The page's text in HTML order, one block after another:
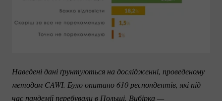
Наведені дані ґрунтуються на дослідженні, проведеному
методом CAWІ. Було опитано 610 респондентів, які під
час пандемії перебували в Польщі. Вибірка —